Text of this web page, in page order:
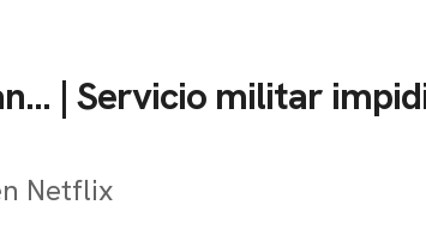
| Servicio militar
Netflix